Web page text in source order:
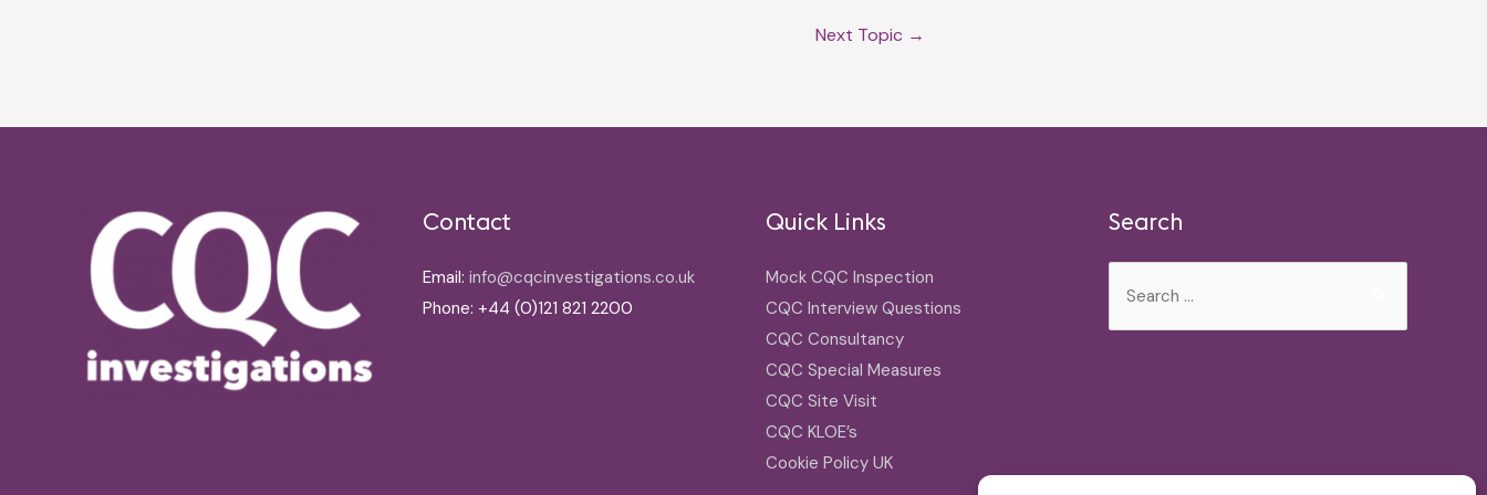
Next Topic →
Contact
Email: info@cqcinvestigations.co.uk
Phone: +44 (0)121 821 2200
Quick Links
Mock CQC Inspection
CQC Interview Questions
CQC Consultancy
CQC Special Measures
CQC Site Visit
CQC KLOE’s
Cookie Policy UK
Search
for: